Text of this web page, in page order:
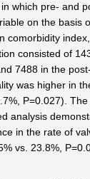
which pre- and
on the basis
comorbidity
consisted of
7488 in the
was higher in
P=0.027).
analysis
in the rate of
vs. 23.8%,